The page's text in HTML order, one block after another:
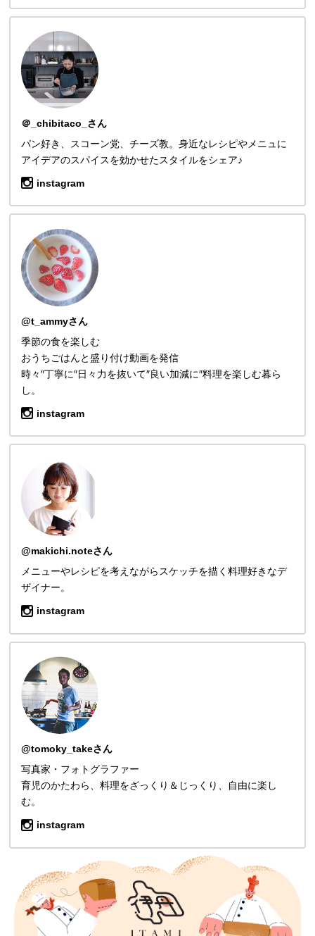
＠_chibitaco_さん
パン好き、スコーン党、チーズ教。身近なレシピやメニュに
アイデアのスパイスを効かせたスタイルをシェア♪
instagram
@t_ammyさん
季節の食を楽しむ
おうちごはんと盛り付け動画を発信
時々″丁寧に″日々力を抜いて″良い加減に″料理を楽しむ暮ら
し。
instagram
@makichi.noteさん
メニューやレシピを考えながらスケッチを描く料理好きなデ
ザイナー。
instagram
@tomoky_takeさん
写真家・フォトグラファー
育児のかたわら、料理をざっくり＆じっくり、自由に楽し
む。
instagram